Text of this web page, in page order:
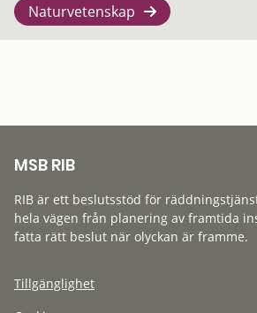
Naturvetenskap
MSB RIB
RIB är ett beslutsstöd för
hela vägen från planering av framtida
fatta rätt beslut när olyckan är framme.
Tillgänglighet